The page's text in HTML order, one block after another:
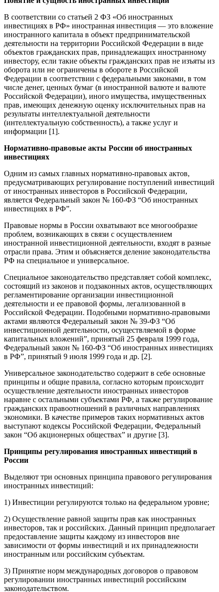
В соответствии со статьей 2 ФЗ «Об иностранных
инвестициях в РФ» иностранная инвестиция — это вложение
иностранного капитала в объект предпринимательской
деятельности на территории Российской Федерации в виде
объектов гражданских прав, принадлежащих иностранному
инвестору, если такие объекты гражданских прав не изъяты из
оборота или не ограничены в обороте в Российской
Федерации в соответствии с федеральными законами, в том
числе денег, ценных бумаг (в иностранной валюте и валюте
Российской Федерации), иного имущества, имущественных
прав, имеющих денежную оценку исключительных прав на
результаты интеллектуальной деятельности
(интеллектуальную собственность), а также услуг и
информации [1].
Нормативно-правовые акты России об иностранных
инвестициях
Одним из самых главных нормативно-правовых актов,
предусматривающих регулирование поступлений инвестиций
от иностранных инвесторов в Российской Федерации,
является Федеральный закон № 160-ФЗ “Об иностранных
инвестициях в РФ”.
Правовые нормы в России охватывают все многообразие
проблем, возникающих в связи с осуществлением
иностранной инвестиционной деятельности, входят в разные
отрасли права. Этим и объясняется деление законодательства
РФ на специальное и универсальное.
Специальное законодательство представляет собой комплекс,
состоящий из законов и подзаконных актов, осуществляющих
регламентирование организации инвестиционной
деятельности и ее правовой формы, легализованной в
Российской Федерации. Подобными нормативно-правовыми
актами являются Федеральный закон № 39-ФЗ “Об
инвестиционной деятельности, осуществляемой в форме
капитальных вложений”, принятый 25 февраля 1999 года,
Федеральный закон № 160-ФЗ “Об иностранных инвестициях
в РФ”, принятый 9 июля 1999 года и др. [2].
Универсальное законодательство содержит в себе основные
принципы и общие правила, согласно которым происходит
осуществление деятельности иностранных инвесторов
наравне с остальными субъектами РФ, а также регулирование
гражданских правоотношений в различных направлениях
экономики. В качестве примеров таких нормативных актов
выступают кодексы Российской Федерации, Федеральный
закон “Об акционерных обществах” и другие [3].
Принципы регулирования иностранных инвестиций в
России
Выделяют три основных принципа правового регулирования
иностранных инвестиций:
1) Инвестиции регулируются только на федеральном уровне;
2) Осуществление равной защиты прав как иностранных
инвесторов, так и российских. Данный принцип предполагает
предоставление защиты каждому из инвесторов вне
зависимости от формы инвестиций и их принадлежности
иностранным или российским субъектам.
3) Принятие норм международных договоров о правовом
регулировании иностранных инвестиций российским
законодательством.